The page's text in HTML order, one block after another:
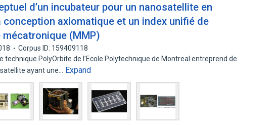
d’un incubateur pour un nanosatellite en
conception axiomatique et un index unifié de
(MMP)
Corpus ID: 159409118
technique PolyOrbite de l’Ecole Polytechnique de Montreal entreprend de
ayant une…
Expand